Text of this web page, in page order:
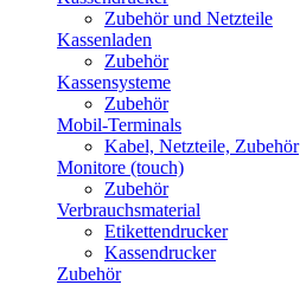
Zubehör und Netzteile
Kassenladen
Zubehör
Kassensysteme
Zubehör
Mobil-Terminals
Kabel, Netzteile, Zubehör
Monitore (touch)
Zubehör
Verbrauchsmaterial
Etikettendrucker
Kassendrucker
Zubehör